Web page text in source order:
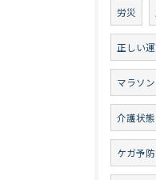
労災
正しい
マラソン
介護状態
ケガ予防